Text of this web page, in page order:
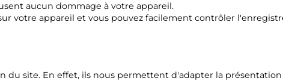
aucun dommage à votre appareil.
votre appareil et vous pouvez facilement contrôler
du site. En effet, ils nous permettent d'adapter la